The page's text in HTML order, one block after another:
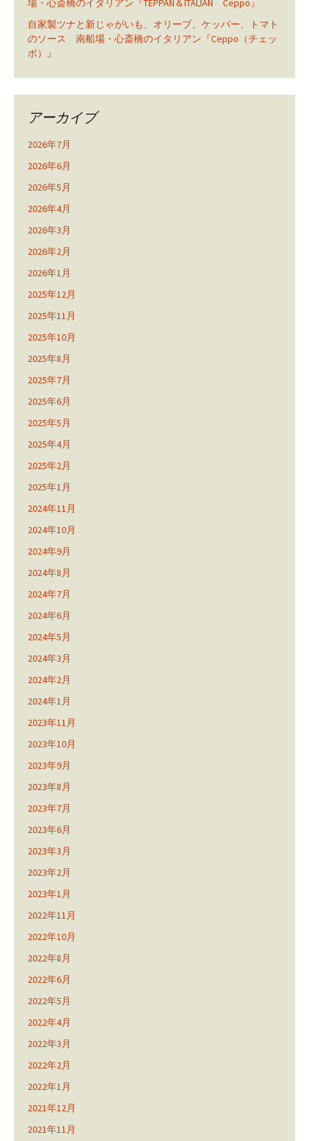
場・心斎橋のイタリアン『TEPPAN＆ITALIAN Ceppo』
自家製ツナと新じゃがいも、オリーブ、ケッパー、トマト
のソース 南船場・心斎橋のイタリアン『Ceppo（チェッ
ポ）』
アーカイブ
2026年7月
2026年6月
2026年5月
2026年4月
2026年3月
2026年2月
2026年1月
2025年12月
2025年11月
2025年10月
2025年8月
2025年7月
2025年6月
2025年5月
2025年4月
2025年2月
2025年1月
2024年11月
2024年10月
2024年9月
2024年8月
2024年7月
2024年6月
2024年5月
2024年3月
2024年2月
2024年1月
2023年11月
2023年10月
2023年9月
2023年8月
2023年7月
2023年6月
2023年3月
2023年2月
2023年1月
2022年11月
2022年10月
2022年8月
2022年6月
2022年5月
2022年4月
2022年3月
2022年2月
2022年1月
2021年12月
2021年11月